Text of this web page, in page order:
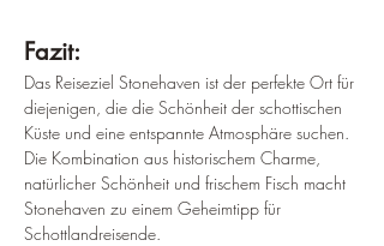
Fazit:
Das Reiseziel Stonehaven ist der perfekte Ort für
diejenigen, die die Schönheit der schottischen
Küste und eine entspannte Atmosphäre suchen.
Die Kombination aus historischem Charme,
natürlicher Schönheit und frischem Fisch macht
Stonehaven zu einem Geheimtipp für
Schottlandreisende.